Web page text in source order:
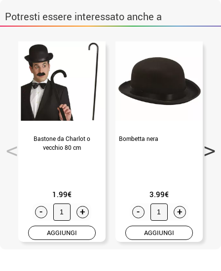
Potresti essere interessato anche a
Bastone da Charlot o
vecchio 80 cm
1.99€
- +
AGGIUNGI
Bombetta nera
3.99€
- +
AGGIUNGI